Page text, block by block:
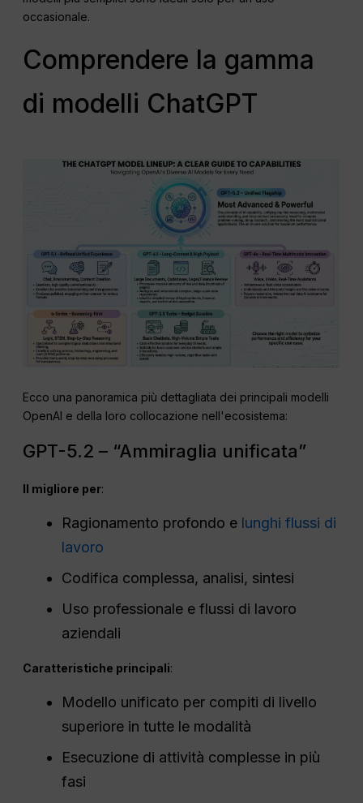
occasionale.
Comprendere la gamma
di modelli ChatGPT
Ecco una panoramica più dettagliata dei principali modelli
OpenAI e della loro collocazione nell'ecosistema:
GPT-5.2 – “Ammiraglia unificata”
Il migliore per:
Ragionamento profondo e lunghi flussi di
lavoro
Codifica complessa, analisi, sintesi
Uso professionale e flussi di lavoro
aziendali
Caratteristiche principali:
Modello unificato per compiti di livello
superiore in tutte le modalità
Esecuzione di attività complesse in più
fasi